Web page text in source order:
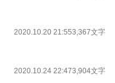
2020.10.20 21:553,367文字
2020.10.24 22:473,904文字